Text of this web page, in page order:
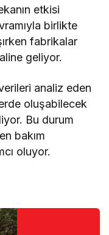
etkisi
birlikte
fabrikalar
geliyor.
analiz eden
oluşabilecek
Bu durum
bakım
oluyor.